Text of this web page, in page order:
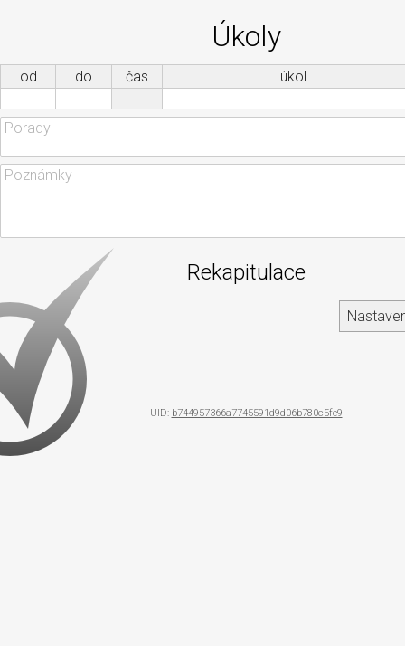
Úkoly
od do čas úkol
Rekapitulace
UID: b744957366a7745591d9d06b780c5fe9